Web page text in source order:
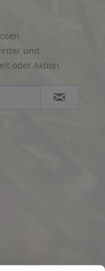
und
oder Aktion.